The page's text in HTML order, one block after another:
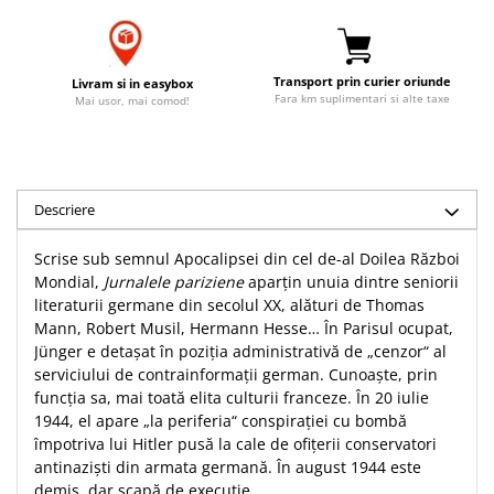
Instrumente teologice
Literatura
Biografii
Eseuri
Marturii
Romane
Meditatii
Pedagogie
Poezii
Reviste
Sanatate
Accesorii birou
Tablouri din lemn
Pungi cadou cu versete
Semne de carte
Statuete
Sticle apa
Suport pentru pahar
Tablouri
Tablouri canvas
Termos
Carti postaleLivram si in easybox
Mai usor, mai comod!
Transport prin curier oriunde
Fara km suplimentari si alte taxe
Descriere
Scrise sub semnul Apocalipsei din cel de-al Doilea Război
Mondial, Jurnalele parizieneaparţin unuia dintre seniorii
literaturii germane din secolul XX, alături de Thomas
Mann, Robert Musil, Hermann Hesse… În Parisul ocupat,
Jünger e detaşat în poziţia administrativă de „cenzor“ al
serviciului de contrainformaţii german. Cunoaşte, prin
funcţia sa, mai toată elita culturii franceze. În 20 iulie
1944, el apare „la periferia“ conspiraţiei cu bombă
împotriva lui Hitler pusă la cale de ofiţerii conservatori
antinazişti din armata germană. În august 1944 este